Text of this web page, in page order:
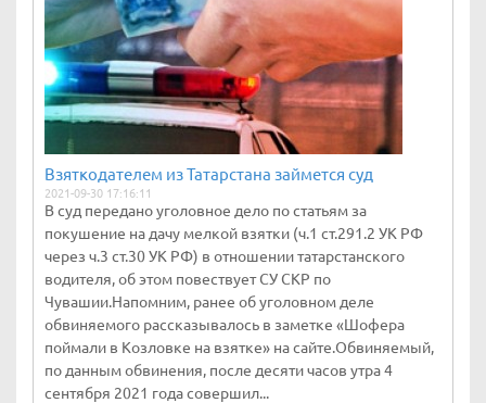
Взяткодателем из Татарстана займется суд
2021-09-30 17:16:11
В суд передано уголовное дело по статьям за
покушение на дачу мелкой взятки (ч.1 ст.291.2 УК РФ
через ч.3 ст.30 УК РФ) в отношении татарстанского
водителя, об этом повествует СУ СКР по
Чувашии.Напомним, ранее об уголовном деле
обвиняемого рассказывалось в заметке «Шофера
поймали в Козловке на взятке» на сайте.Обвиняемый,
по данным обвинения, после десяти часов утра 4
сентября 2021 года совершил...